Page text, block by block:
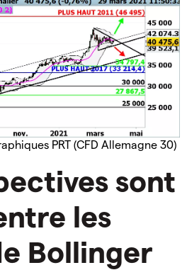
PRT (CFD Allemagne 30)
sont
les
Bollinger